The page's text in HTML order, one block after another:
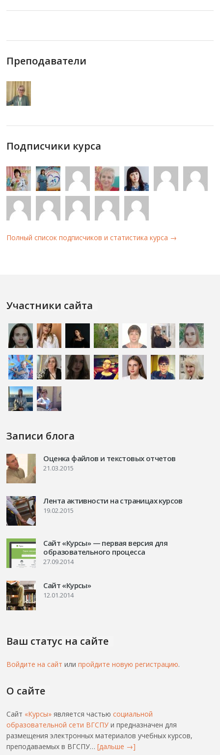
Преподаватели
Подписчики курса
Полный список подписчиков и статистика курса →
Участники сайта
Записи блога
Оценка файлов и текстовых отчетов
21.03.2015
Лента активности на страницах курсов
19.02.2015
Сайт «Курсы» — первая версия для
образовательного процесса
27.09.2014
Сайт «Курсы»
12.01.2014
Ваш статус на сайте
Войдите на сайт илипройдите новую регистрацию.
О сайте
Сайт «Курсы» является частьюсоциальной
образовательной сети ВГСПУ и предназначен для
размещения электронных материалов учебных курсов,
преподаваемых в ВГСПУ…[дальше →]